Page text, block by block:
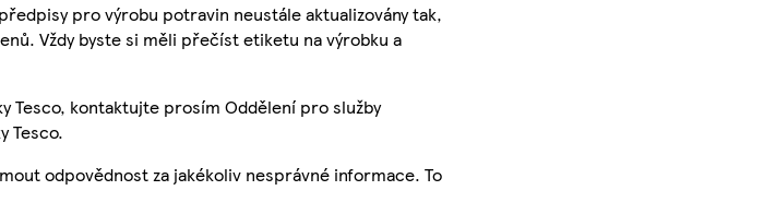
pro výrobu potravin neustále aktualizovány tak,
Vždy byste si měli přečíst etiketu na výrobku a
Tesco, kontaktujte prosím Oddělení pro služby
Tesco.
odpovědnost za jakékoliv nesprávné informace. To